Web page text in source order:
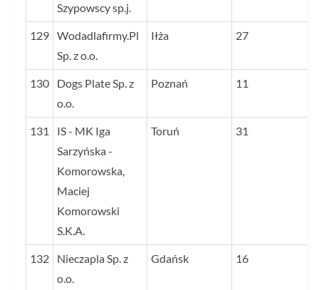
Szypowscy sp.j.
129 Wodadlafirmy.Pl
Sp. z o.o.
Iłża 27
130
Dogs Plate Sp. z
o.o.
Poznań 11
131
IS - MK Iga
Sarzyńska -
Komorowska,
Maciej
Komorowski
S.K.A.
Toruń 31
132
Nieczapla Sp. z
o.o.
Gdańsk 16